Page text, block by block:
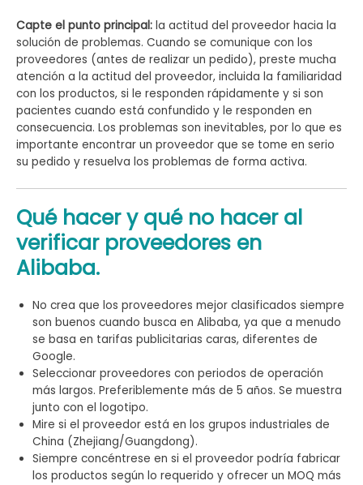
Capte el punto principal: la actitud del proveedor hacia la
solución de problemas. Cuando se comunique con los
proveedores (antes de realizar un pedido), preste mucha
atención a la actitud del proveedor, incluida la familiaridad
con los productos, si le responden rápidamente y si son
pacientes cuando está confundido y le responden en
consecuencia. Los problemas son inevitables, por lo que es
importante encontrar un proveedor que se tome en serio
su pedido y resuelva los problemas de forma activa.
Qué hacer y qué no hacer al
verificar proveedores en
Alibaba.
No crea que los proveedores mejor clasificados siempre
son buenos cuando busca en Alibaba, ya que a menudo
se basa en tarifas publicitarias caras, diferentes de
Google.
Seleccionar proveedores con periodos de operación
más largos. Preferiblemente más de 5 años. Se muestra
junto con el logotipo.
Mire si el proveedor está en los grupos industriales de
China (Zhejiang/Guangdong).
Siempre concéntrese en si el proveedor podría fabricar
los productos según lo requerido y ofrecer un MOQ más